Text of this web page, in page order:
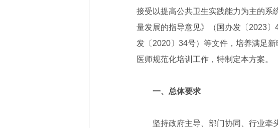
接受以提高公共卫生实践能力为主的系
量发展的指导意见》（国办发〔2023
发〔2020〕34号）等文件，培养满足
医师规范化培训工作，特制定本方案。
一、总体要求
坚持政府主导、部门协同、行业牵头